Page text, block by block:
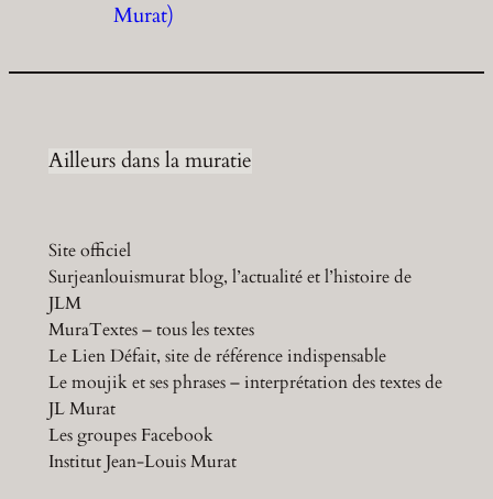
Murat)
Ailleurs dans la muratie
Site officiel
Surjeanlouismurat blog, l’actualité et l’histoire de
JLM
MuraTextes – tous les textes
Le Lien Défait, site de référence indispensable
Le moujik et ses phrases – interprétation des textes de
JL Murat
Les groupes Facebook
Institut Jean-Louis Murat